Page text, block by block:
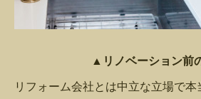
▲リノベーション前
リフォーム会社とは中立な立場で